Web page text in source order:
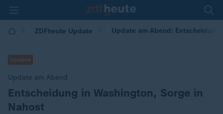
ZDFheute Update Update am Abend:
Update
Update am Abend
:Entscheidung in Washington, Sorge in
Nahost